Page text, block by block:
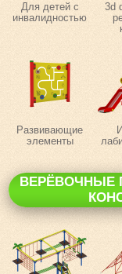
Для детей с
инвалидностью
3d
Развивающие
элементы
ВЕРЁВОЧНЫЕ